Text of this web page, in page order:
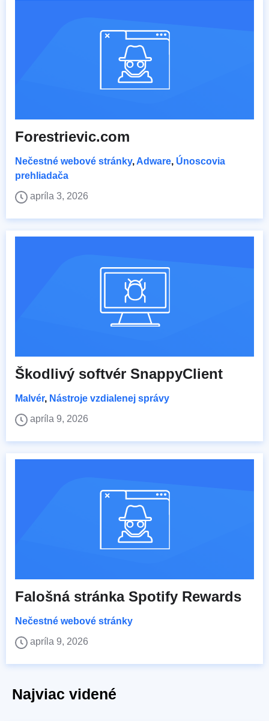
Forestrievic.com
Nečestné webové stránky,Adware, Únoscovia
prehliadača
apríla 3, 2026
Škodlivý softvér SnappyClient
Malvér, Nástroje vzdialenej správy
apríla 9, 2026
Falošná stránka Spotify Rewards
Nečestné webové stránky
apríla 9, 2026
Najviac videné